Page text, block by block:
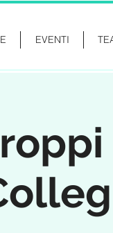
EVENTI